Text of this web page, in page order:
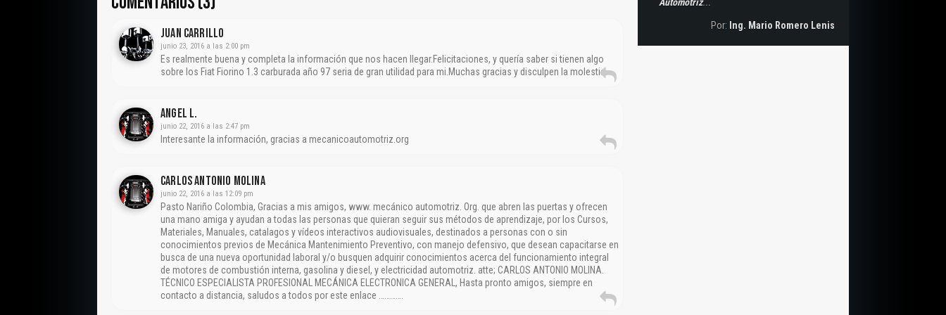
Juan Carrillo
junio 23, 2016 a las 2:00 pm
Es realmente buena y completa la información que nos hacen llegar.Felicitaciones, y quería saber si tienen algo
sobre los Fiat Fiorino 1.3 carburada año 97 seria de gran utilidad para mi.Muchas gracias y disculpen la molestia.
Angel L.
junio 22, 2016 a las 2:47 pm
Interesante la información, gracias a mecanicoautomotriz.org
CARLOS ANTONIO MOLINA
junio 22, 2016 a las 12:09 pm
Pasto Nariño Colombia, Gracias a mis amigos, www. mecánico automotriz. Org. que abren las puertas y ofrecen
una mano amiga y ayudan a todas las personas que quieran seguir sus métodos de aprendizaje, por los Cursos,
Materiales, Manuales, catalagos y vídeos interactivos audiovisuales, destinados a personas con o sin
conocimientos previos de Mecánica Mantenimiento Preventivo, con manejo defensivo, que desean capacitarse en
busca de una nueva oportunidad laboral y/o busquen adquirir conocimientos acerca del funcionamiento integral
de motores de combustión interna, gasolina y diesel, y electricidad automotriz. atte; CARLOS ANTONIO MOLINA.
TÉCNICO ESPECIALISTA PROFESIONAL MECÁNICA ELECTRONICA GENERAL, Hasta pronto amigos, siempre en
contacto a distancia, saludos a todos por este enlace ………….
Por: Ing. Mario Romero Lenis